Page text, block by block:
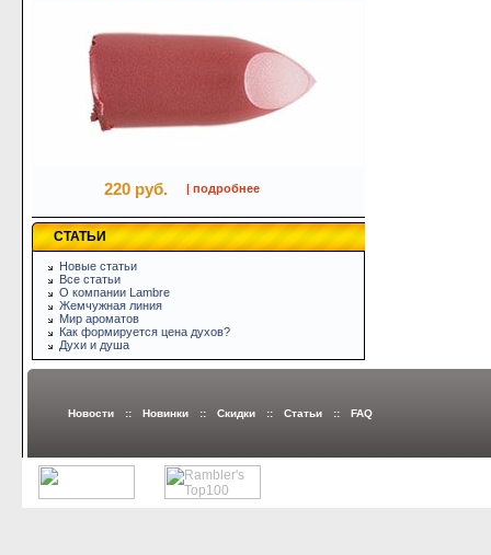
220 руб. | подробнее
СТАТЬИ
Новые статьи
Все статьи
О компании Lambre
Жемчужная линия
Мир ароматов
Как формируется цена духов?
Духи и душа
Новости :: Новинки :: Скидки :: Статьи :: FAQ